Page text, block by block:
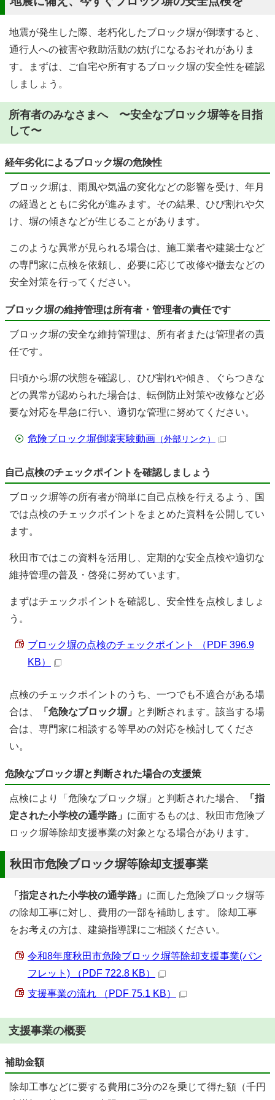
地震が発生した際、老朽化したブロック塀が倒壊すると、
通行人への被害や救助活動の妨げになるおそれがありま
す。まずは、ご自宅や所有するブロック塀の安全性を確認
しましょう。
所有者のみなさまへ 〜安全なブロック塀等を目指
して〜
経年劣化によるブロック塀の危険性
ブロック塀は、雨風や気温の変化などの影響を受け、年月
の経過とともに劣化が進みます。その結果、ひび割れや欠
け、塀の傾きなどが生じることがあります。
このような異常が見られる場合は、施工業者や建築士など
の専門家に点検を依頼し、必要に応じて改修や撤去などの
安全対策を行ってください。
ブロック塀の維持管理は所有者・管理者の責任です
ブロック塀の安全な維持管理は、所有者または管理者の責
任です。
日頃から塀の状態を確認し、ひび割れや傾き、ぐらつきな
どの異常が認められた場合は、転倒防止対策や改修など必
要な対応を早急に行い、適切な管理に努めてください。
危険ブロック塀倒壊実験動画 （外部リンク）
自己点検のチェックポイントを確認しましょう
ブロック塀等の所有者が簡単に自己点検を行えるよう、国
では点検のチェックポイントをまとめた資料を公開してい
ます。
秋田市ではこの資料を活用し、定期的な安全点検や適切な
維持管理の普及・啓発に努めています。
まずはチェックポイントを確認し、安全性を点検しましょ
う。
ブロック塀の点検のチェックポイント （PDF 396.9
KB）
点検のチェックポイントのうち、一つでも不適合がある場
合は、
「危険なブロック塀」
と判断されます。該当する場
合は、専門家に相談する等早めの対応を検討してくださ
い。
危険なブロック塀と判断された場合の支援策
点検により「危険なブロック塀」と判断された場合、
「指
定された小学校の通学路」 に面するものは、秋田市危険ブ
ロック塀等除却支援事業の対象となる場合があります。
秋田市危険ブロック塀等除却支援事業
「指定された小学校の通学路」 に面した危険ブロック塀等
の除却工事に対し、費用の一部を補助します。 除却工事
をお考えの方は、建築指導課にご相談ください。
令和8年度秋田市危険ブロック塀等除却支援事業(パン
フレット) （PDF 722.8 KB）
支援事業の流れ （PDF 75.1 KB）
支援事業の概要
補助金額
除却工事などに要する費用に3分の2を乗じて得た額（千円